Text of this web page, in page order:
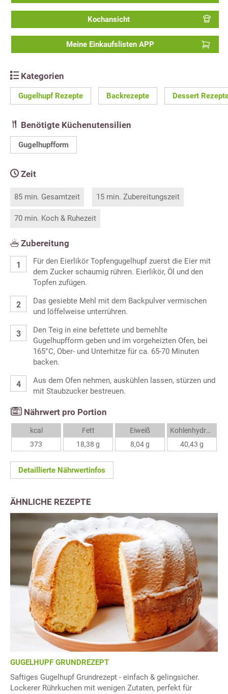
Kochansicht
Meine Einkaufslisten APP
Kategorien
Gugelhupf Rezepte Backrezepte Dessert
Benötigte Küchenutensilien
Gugelhupfform
Zeit
85 min. Gesamtzeit 15 min. Zubereitungszeit
70 min. Koch & Ruhezeit
Zubereitung
Für den Eierlikör Topfengugelhupf zuerst die Eier mit
dem Zucker schaumig rühren. Eierlikör, Öl und den
Topfen zufügen.
Das gesiebte Mehl mit dem Backpulver vermischen
und löffelweise unterrühren.
Den Teig in eine befettete und bemehlte
Gugelhupfform geben und im vorgeheizten Ofen, bei
165°C, Ober- und Unterhitze für ca. 65-70 Minuten
backen.
Aus dem Ofen nehmen, auskühlen lassen, stürzen und
mit Staubzucker bestreuen.
Nährwert pro Portion
kcal
373
Fett
18,38 g
Eiweiß
8,04 g
Kohlenhydrate
40,43 g
Detaillierte Nährwertinfos
ÄHNLICHE REZEPTE
GUGELHUPF GRUNDREZEPT
Saftiges Gugelhupf Grundrezept - einfach & gelingsicher.
Lockerer Rührkuchen mit wenigen Zutaten, perfekt für